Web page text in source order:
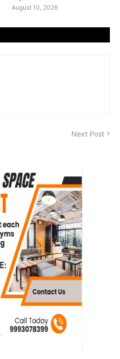
August 10, 2026
Next Post